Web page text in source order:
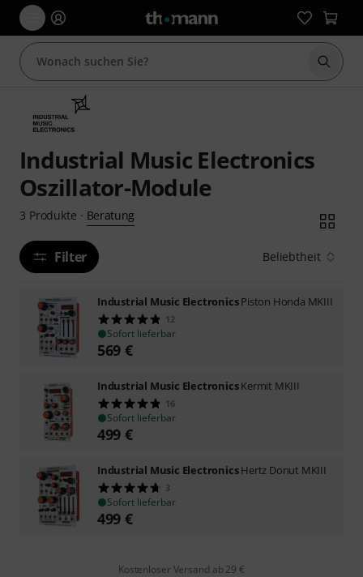
Suche
Industrial Music Electronics
Oszillator-Module
3 Produkte · Beratung
Filter Beliebtheit
Industrial Music ElectronicsPiston Honda MKIII
12
Sofort lieferbar
569 €
Industrial Music ElectronicsKermit MKIII
16
Sofort lieferbar
499 €
Industrial Music ElectronicsHertz Donut MKIII
3
Sofort lieferbar
499 €
Kostenloser Versand ab 29 €